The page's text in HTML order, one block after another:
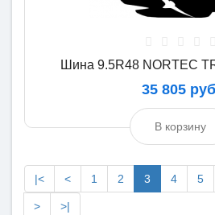
Шина 9.5R48 NORTEC
35 805
В корзину
|< < 1 2 3 4 5
>
>|